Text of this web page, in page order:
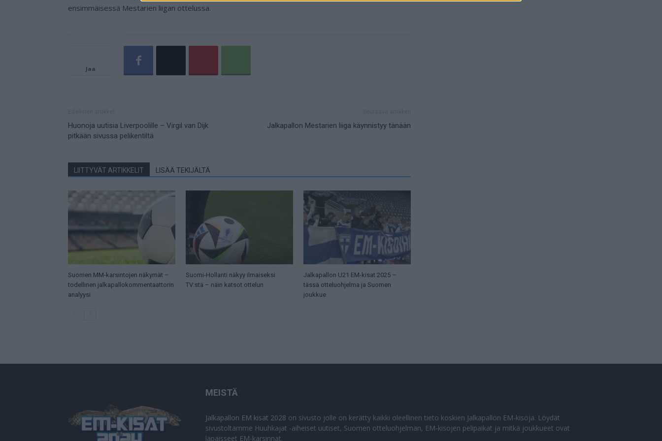
ensimmäisessä Mestarien liigan ottelussa.
Jaa
Huonoja uutisia Liverpoolille – Virgil van Dijk
pitkään sivussa pelikentiltä
Jalkapallon Mestarien liiga käynnistyy tänään
LIITTYVÄT ARTIKKELIT LISÄÄ TEKIJÄLTÄ
Suomen MM-karsintojen näkymät –
todellinen jalkapallokommentaattorin
analyysi
Suomi-Hollanti näkyy ilmaiseksi
TV:stä – näin katsot ottelun
Jalkapallon U21 EM-kisat 2025 –
tässä otteluohjelma ja Suomen
joukkue
MEISTÄ
Jalkapallon EM kisat 2028 on sivusto jolle on kerätty kaikki oleellinen tieto koskien Jalkapallon EM-kisoja. Löydät
sivustoltamme Huuhkajat -aiheiset uutiset, Suomen otteluohjelman, EM-kisojen pelipaikat ja mitkä joukkueet ovat
läpäisseet EM-karsinnat.